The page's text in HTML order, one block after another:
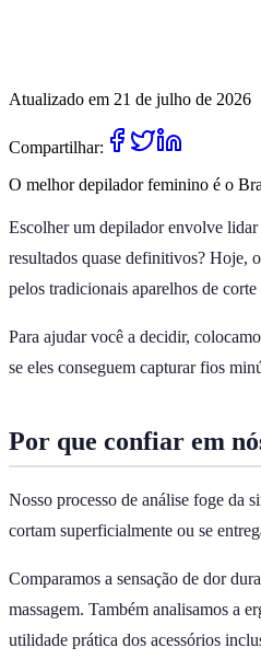
Atualizado em 21 de julho de 2026
Compartilhar:
O melhor depilador feminino é o
Escolher um depilador envolve lidar
resultados quase definitivos? Hoje,
pelos tradicionais aparelhos de corte
Para ajudar você a decidir,
se eles conseguem capturar fios
Por que confiar em
Nosso processo de análise foge da
cortam superficialmente ou se
Comparamos a sensação de dor
massagem. Também analisamos a
utilidade prática dos acessórios